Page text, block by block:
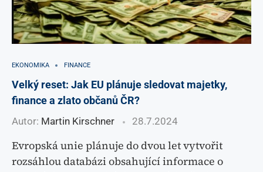
EKONOMIKA FINANCE
Velký reset: Jak EU plánuje sledovat majetky,
finance a zlato občanů ČR?
Autor: Martin Kirschner 28.7.2024
Evropská unie plánuje do dvou let vytvořit
rozsáhlou databázi obsahující informace o